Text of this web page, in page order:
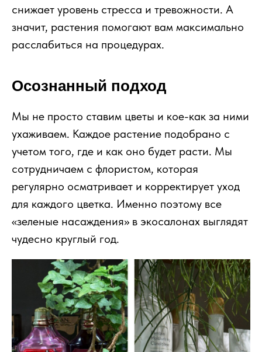
снижает уровень стресса и тревожности. А
значит, растения помогают вам максимально
расслабиться на процедурах.
Осознанный подход
Мы не просто ставим цветы и кое-как за ними
ухаживаем. Каждое растение подобрано с
учетом того, где и как оно будет расти. Мы
сотрудничаем с флористом, которая
регулярно осматривает и корректирует уход
для каждого цветка. Именно поэтому все
«зеленые насаждения» в экосалонах выглядят
чудесно круглый год.